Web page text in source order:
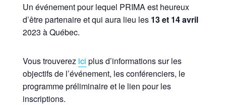
Un événement pour lequel PRIMA est heureux
d’être partenaire et qui aura lieu les 13 et 14 avril
2023 à Québec.
Vous trouverez ici plus d’informations sur les
objectifs de l’événement, les conférenciers, le
programme préliminaire et le lien pour les
inscriptions.